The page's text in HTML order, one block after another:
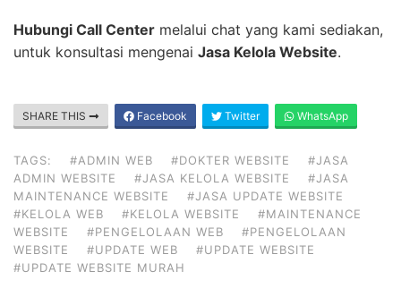
Hubungi Call Center melalui chat yang kami sediakan,
untuk konsultasi mengenai Jasa Kelola Website.
SHARE THIS Facebook Twitter WhatsApp
TAGS: #ADMIN WEB #DOKTER WEBSITE
#JASA
ADMIN WEBSITE
#JASA KELOLA WEBSITE
#JASA
MAINTENANCE WEBSITE
#JASA UPDATE WEBSITE
#KELOLA WEB
#KELOLA WEBSITE
#MAINTENANCE
WEBSITE
#PENGELOLAAN WEB
#PENGELOLAAN
WEBSITE
#UPDATE WEB
#UPDATE WEBSITE
#UPDATE WEBSITE MURAH